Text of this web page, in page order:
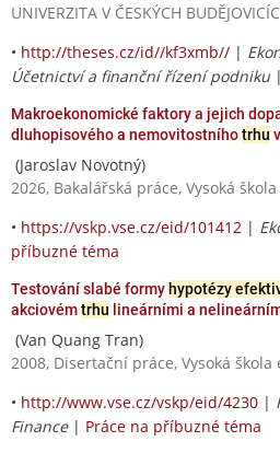
UNIVERZITA V ČESKÝCH
• http://theses.cz/id//kf3xmb// |
Účetnictví a finanční řízení podniku |
Makroekonomické faktory a jejich
dluhopisového a nemovitostníhotrhu
(Jaroslav Novotný)
2026, Bakalářská práce, Vysoká
• https://vskp.vse.cz/eid/101412 |
příbuzné téma
Testování slabé formy hypotézy
akciovémtrhu lineárními a
(Van Quang Tran)
2008, Disertační práce, Vysoká škola
• http://www.vse.cz/vskp/eid/4230 |
Finance| Práce na příbuzné téma